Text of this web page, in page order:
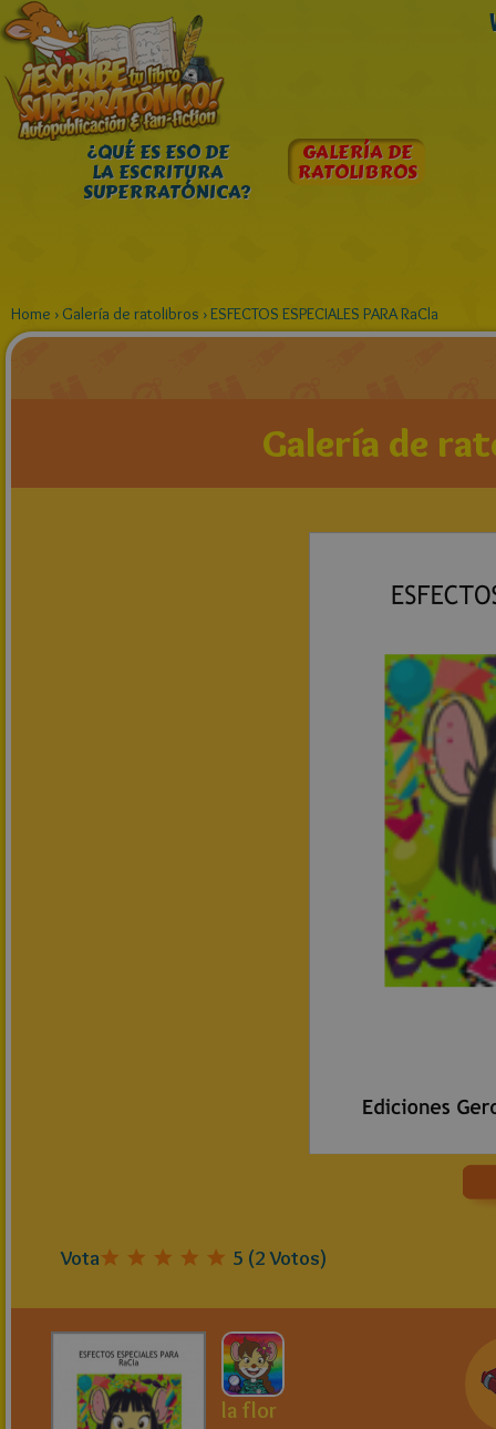
¿QUÉ ES ESO DE
LA ESCRITURA
SUPERRATÓNICA?
GALERÍA DE
RATOLIBROS
Home › Galería de ratolibros ›ESFECTOS ESPECIALES PARA RaCla
Galería de
Vota 5 (2Votos)
la flor